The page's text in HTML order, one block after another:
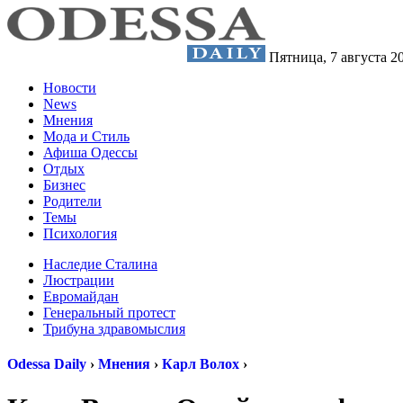
Пятница, 7 августа
Новости
News
Мнения
Мода и Стиль
Афиша Одессы
Отдых
Бизнес
Родители
Темы
Психология
Наследие Сталина
Люстрации
Евромайдан
Генеральный протест
Трибуна здравомыслия
Odessa Daily › Мнения › Карл Волох ›